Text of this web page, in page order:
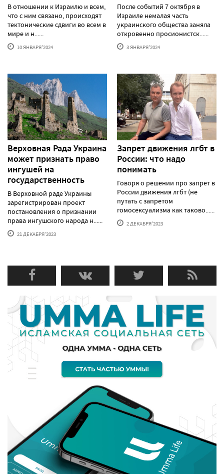
В отношении к Израилю и всем,
что с ним связано, происходят
тектонические сдвиги во всем в
мире и н......
10 ЯНВАРЯ'2024
После событий 7 октября в
Израиле немалая часть
украинского общества заняла
откровенно просионистск......
3 ЯНВАРЯ'2024
Верховная Рада Украина
может признать право
ингушей на
государственность
В Верховной раде Украины
зарегистрирован проект
постановления о признании
права ингушского народа н......
21 ДЕКАБРЯ'2023
Запрет движения лгбт в
России: что надо
понимать
Говоря о решении про запрет в
России движения лгбт (не
путать с запретом
гомосексуализма как таково......
2 ДЕКАБРЯ'2023